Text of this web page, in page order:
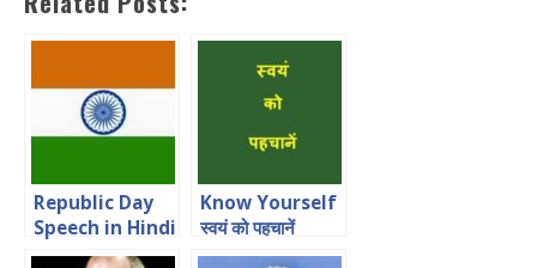
Republic Day
Speech in Hindi
for Students
Know Yourself
स्वयं को पहचानें